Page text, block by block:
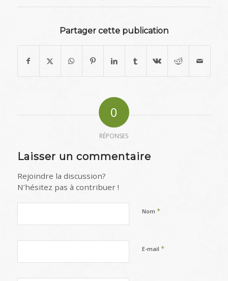
Partager cette publication
0
RÉPONSES
Laisser un commentaire
Rejoindre la discussion?
N’hésitez pas à contribuer !
Nom *
E-mail *